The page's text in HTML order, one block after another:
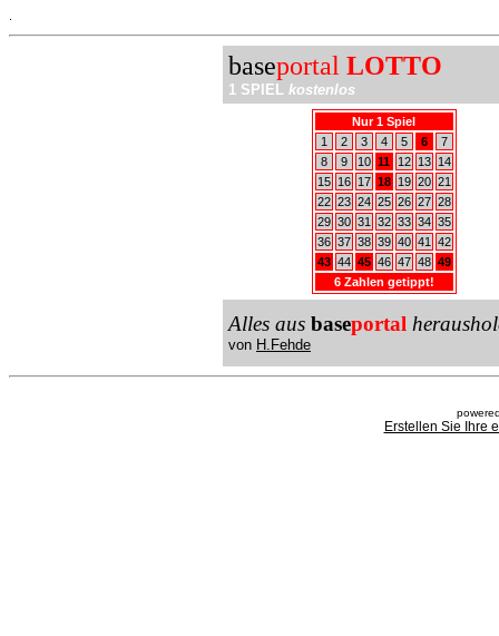
baseportal LOTTO
1 SPIEL kostenlos
Nur 1 Spiel
1
2 3 4 5 6
7
8
9 10 11 12 13
14
15
16 17 18 19 20 21
22 23 24 25 26 27 28
29 30 31 32 33 34 35
36 37 38 39 40 41
42
43 44 45 46 47 48 49
6 Zahlen getippt!
Alles aus baseportal
von H.Fehde
Erstellen Sie Ihre